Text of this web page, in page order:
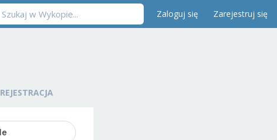
Zaloguj się Zarejestruj się
REJESTRACJA